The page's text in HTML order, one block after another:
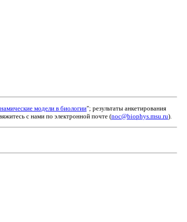
модели в биологии"; результаты анкетирования
с нами по электронной почте (noc@biophys.msu.ru).